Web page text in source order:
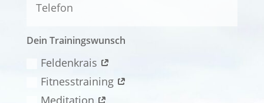
Dein Trainingswunsch
Feldenkrais
Fitnesstraining
Meditation